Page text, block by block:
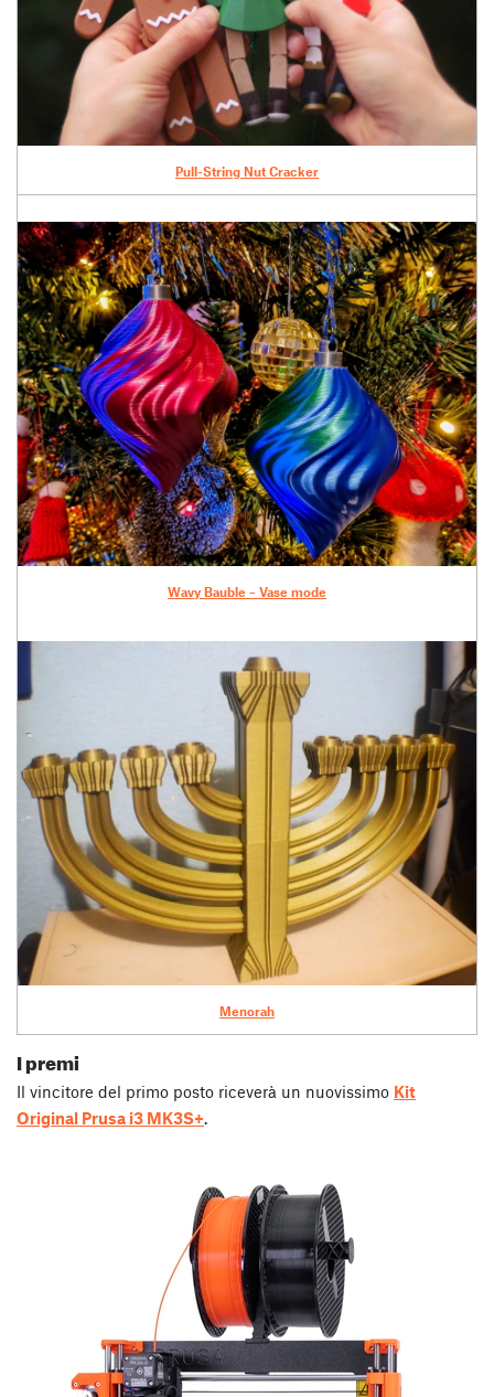
Pull-String Nut Cracker
Wavy Bauble – Vase mode
Menorah
I premi
Il vincitore del primo posto riceverà un nuovissimo Kit
Original Prusa i3 MK3S+.